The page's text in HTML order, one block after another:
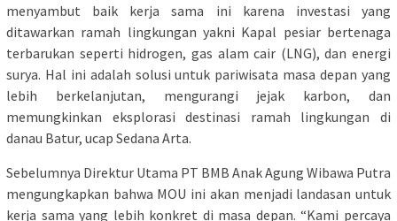
menyambut baik kerja sama ini karena investasi yang
ditawarkan ramah lingkungan yakni Kapal pesiar bertenaga
terbarukan seperti hidrogen, gas alam cair (LNG), dan energi
surya. Hal ini adalah solusi untuk pariwisata masa depan yang
lebih berkelanjutan, mengurangi jejak karbon, dan
memungkinkan eksplorasi destinasi ramah lingkungan di
danau Batur, ucap Sedana Arta.
Sebelumnya Direktur Utama PT BMB Anak Agung Wibawa Putra
mengungkapkan bahwa MOU ini akan menjadi landasan untuk
kerja sama yang lebih konkret di masa depan. “Kami percaya